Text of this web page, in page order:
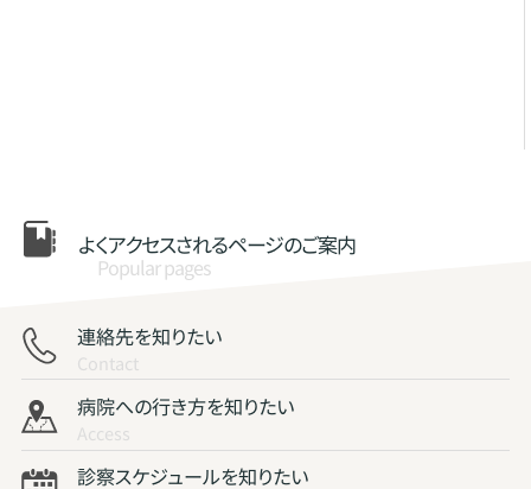
よくアクセスされるページのご案内
Popular pages
連絡先を知りたい
Contact
病院への行き方を知りたい
Access
診察スケジュールを知りたい